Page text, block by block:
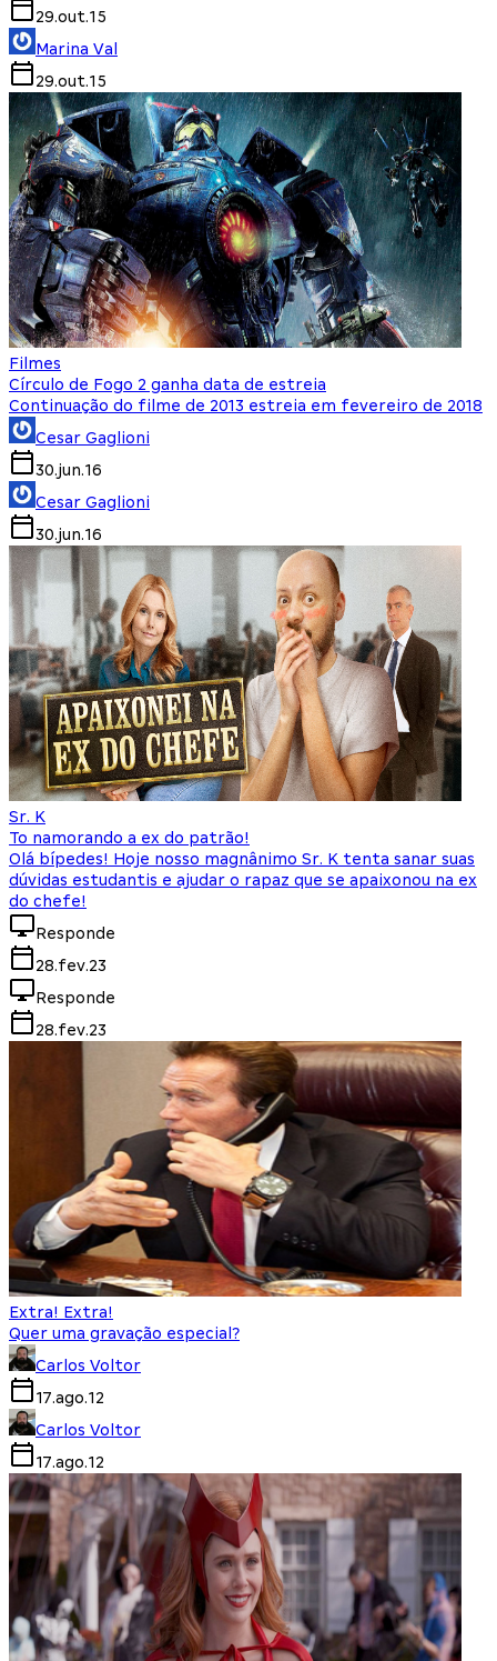
29.out.15
Marina Val
29.out.15
Filmes
Círculo de Fogo 2 ganha data de estreia
Continuação do filme de 2013 estreia em fevereiro de 2018
Cesar Gaglioni
30.jun.16
Cesar Gaglioni
30.jun.16
Sr. K
To namorando a ex do patrão!
Olá bípedes! Hoje nosso magnânimo Sr. K tenta sanar suas
dúvidas estudantis e ajudar o rapaz que se apaixonou na ex
do chefe!
Responde
28.fev.23
Responde
28.fev.23
Extra! Extra!
Quer uma gravação especial?
Carlos Voltor
17.ago.12
Carlos Voltor
17.ago.12